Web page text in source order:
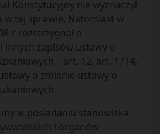
Konstytucyjny nie wyznaczył
w tej sprawie. Natomiast w
r. rozstrzygnął o
innych zapisów ustawy o
– art. 12, art. 1714,
o zmianie ustawy o
w posiadaniu stanowiska
i organów